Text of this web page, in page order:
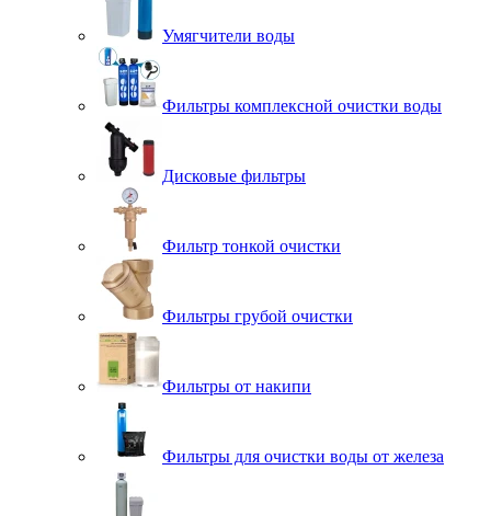
Умягчители воды
Фильтры комплексной очистки воды
Дисковые фильтры
Фильтр тонкой очистки
Фильтры грубой очистки
Фильтры от накипи
Фильтры для очистки воды от железа